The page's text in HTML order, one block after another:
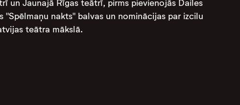
un Jaunajā Rīgas teātrī, pirms pievienojās Dailes
nakts" balvas un nominācijas par izcilu
teātra mākslā​​​​.